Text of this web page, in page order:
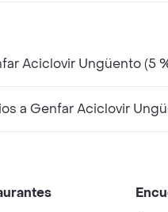
Aciclovir Ungüento (5
a Genfar Aciclovir